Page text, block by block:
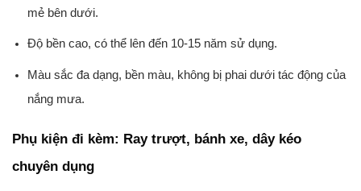
mẻ bên dưới.
Độ bền cao, có thể lên đến 10-15 năm sử dụng.
Màu sắc đa dạng, bền màu, không bị phai dưới tác động của
nắng mưa.
Phụ kiện đi kèm: Ray trượt, bánh xe, dây kéo
chuyên dụng